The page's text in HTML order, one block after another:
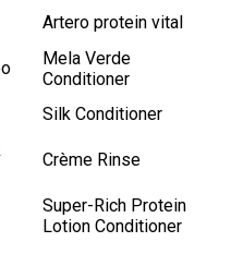
Artero protein vital
Mela Verde
Conditioner
Silk Conditioner
Crème Rinse
Super-Rich Protein
Lotion Conditioner